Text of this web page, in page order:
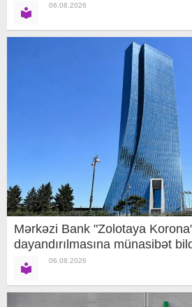
06.08.2026
Mərkəzi Bank "Zolotaya
dayandırılmasına münasibət
06.08.2026